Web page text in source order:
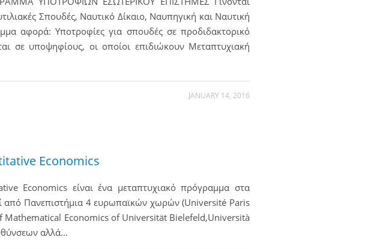
Σπουδές, Ναυτικό Δίκαιο, Ναυπηγική και Ναυτική
αφορά: Υποτροφίες για σπουδές σε προδιδακτορικό
σε υποψηφίους, οι οποίοι επιδιώκουν Μεταπτυχιακή
JANUARY 14, 2016
Economics
Economics είναι ένα μεταπτυχιακό πρόγραμμα στα
από Πανεπιστήμια 4 ευρωπαϊκών χωρών (Université Paris
Economics of Universität Bielefeld,Università
αλλά...